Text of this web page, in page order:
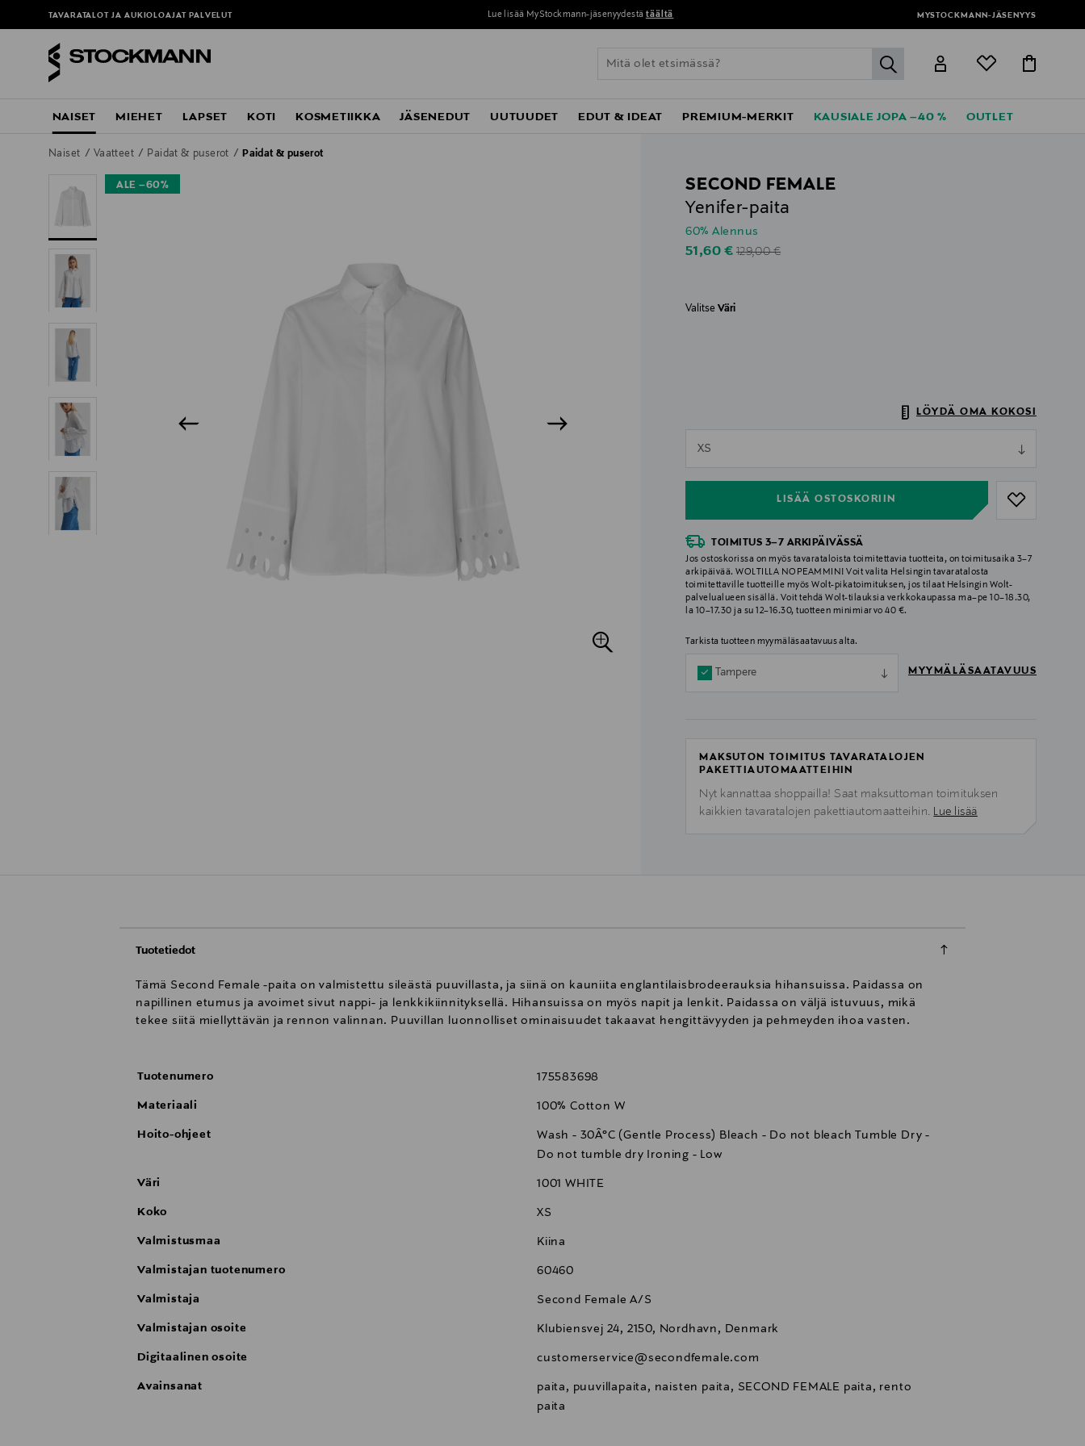
TAVARATALOT JA AUKIOLOAJAT PALVELUT Lue lisää MyStockmann-jäsenyydestä täältä MYSTOCKMANN-JÄSENYYS
label.header.go
NAISET MIEHET LAPSET KOTI KOSMETIIKKA JÄSENEDUT UUTUUDET EDUT & IDEAT PREMIUM-MERKIT KAUSIALE JOPA –40 % OUTLET
Naiset Vaatteet Paidat & puserot Paidat & puserot
ALE –60%
SECOND FEMALE
Yenifer-paita
60% Alennus
Discounted Price
51,60 € Original Price
129,00 €
ValitseVäri
LÖYDÄ OMA KOKOSI
XS
LISÄÄ OSTOSKORIIN
TOIMITUS 3–7 ARKIPÄIVÄSSÄ
Jos ostoskorissa on myös tavarataloista toimitettavia tuotteita, on toimitusaika 3–7
arkipäivää. WOLTILLA NOPEAMMIN! Voit valita Helsingin tavaratalosta
toimitettaville tuotteille myös Wolt-pikatoimituksen, jos tilaat Helsingin Wolt-
palvelualueen sisällä. Voit tehdä Wolt-tilauksia verkkokaupassa ma–pe 10–18.30,
la 10–17.30 ja su 12–16.30, tuotteen minimiarvo 40 €.
Tarkista tuotteen myymäläsaatavuus alta.
Tampere MYYMÄLÄSAATAVUUS
MAKSUTON TOIMITUS TAVARATALOJEN
PAKETTIAUTOMAATTEIHIN
Nyt kannattaa shoppailla! Saat maksuttoman toimituksen
kaikkien tavaratalojen pakettiautomaatteihin. Lue lisää
Tuotetiedot
Tämä Second Female -paita on valmistettu sileästä puuvillasta, ja siinä on kauniita englantilaisbrodeerauksia hihansuissa. Paidassa on
napillinen etumus ja avoimet sivut nappi- ja lenkkikiinnityksellä. Hihansuissa on myös napit ja lenkit. Paidassa on väljä istuvuus, mikä
tekee siitä miellyttävän ja rennon valinnan. Puuvillan luonnolliset ominaisuudet takaavat hengittävyyden ja pehmeyden ihoa vasten.
Tuotenumero 175583698
Materiaali 100% Cotton W
Hoito-ohjeet
Wash - 30Â°C (Gentle Process) Bleach - Do not bleach Tumble Dry -
Do not tumble dry Ironing - Low
Väri 1001 WHITE
Koko XS
Valmistusmaa Kiina
Valmistajan tuotenumero 60460
Valmistaja Second Female A/S
Valmistajan osoite Klubiensvej 24, 2150, Nordhavn, Denmark
Digitaalinen osoite customerservice@secondfemale.com
Avainsanat
paita, puuvillapaita, naisten paita, SECOND FEMALE paita, rento
paita